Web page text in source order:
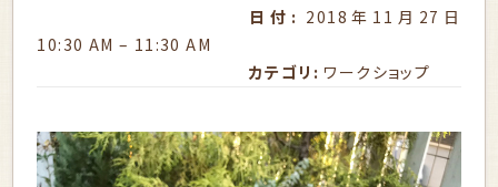
日付: 2018年11月27日
10:30 AM – 11:30 AM
カテゴリ: ワークショップ